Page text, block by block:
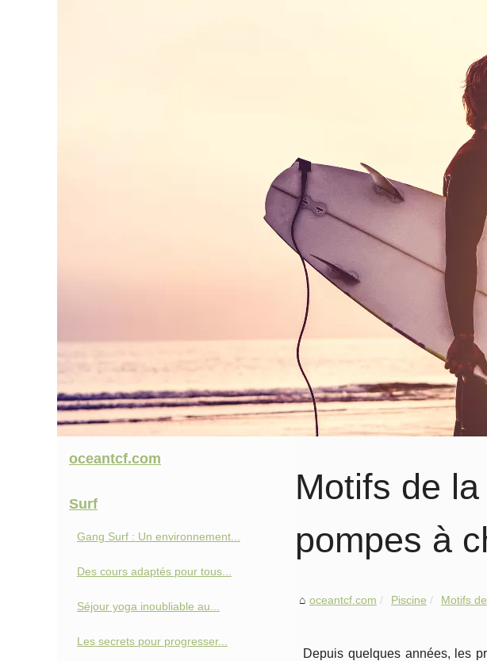
Motifs de
pompes à
oceantcf.com Piscine Motifs
Depuis quelques années, les
oceantcf.com
Surf
Gang Surf : Un environnement...
Des cours adaptés pour tous...
Séjour yoga inoubliable au...
Les secrets pour progresser...